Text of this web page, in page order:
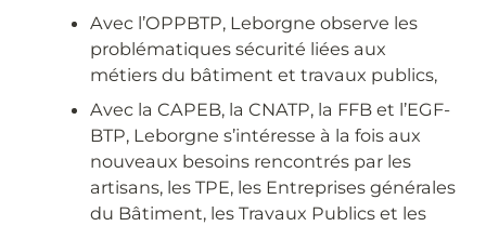
Avec l’OPPBTP, Leborgne observe les
problématiques sécurité liées aux
métiers du bâtiment et travaux publics,
Avec la CAPEB, la CNATP, la FFB et l’EGF-
BTP, Leborgne s’intéresse à la fois aux
nouveaux besoins rencontrés par les
artisans, les TPE, les Entreprises générales
du Bâtiment, les Travaux Publics et les